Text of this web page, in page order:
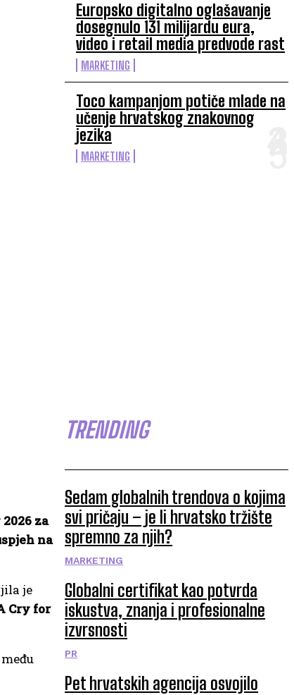
za
na
je
Cry for
Europsko digitalno oglašavanje
dosegnulo 131 milijardu eura,
video i retail media predvode rast
MARKETING
Toco kampanjom potiče mlade na
učenje hrvatskog znakovnog
jezika
MARKETING
TRENDING
Sedam globalnih trendova o kojima
svi pričaju – je li hrvatsko tržište
spremno za njih?
MARKETING
Globalni certifikat kao potvrda
iskustva, znanja i profesionalne
izvrsnosti
PR
Pet hrvatskih agencija osvojilo